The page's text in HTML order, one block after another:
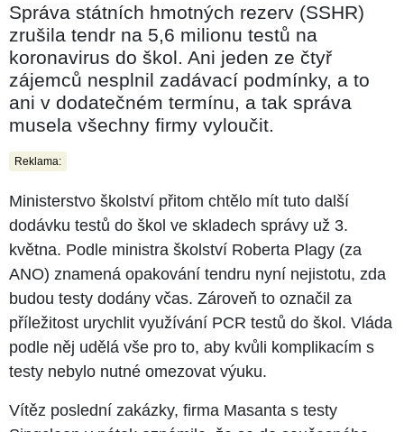
Správa státních hmotných rezerv (SSHR)
zrušila tendr na 5,6 milionu testů na
koronavirus do škol. Ani jeden ze čtyř
zájemců nesplnil zadávací podmínky, a to
ani v dodatečném termínu, a tak správa
musela všechny firmy vyloučit.
Reklama:
Ministerstvo školství přitom chtělo mít tuto další
dodávku testů do škol ve skladech správy už 3.
května. Podle ministra školství Roberta Plagy (za
ANO) znamená opakování tendru nyní nejistotu, zda
budou testy dodány včas. Zároveň to označil za
příležitost urychlit využívání PCR testů do škol. Vláda
podle něj udělá vše pro to, aby kvůli komplikacím s
testy nebylo nutné omezovat výuku.
Vítěz poslední zakázky, firma Masanta s testy